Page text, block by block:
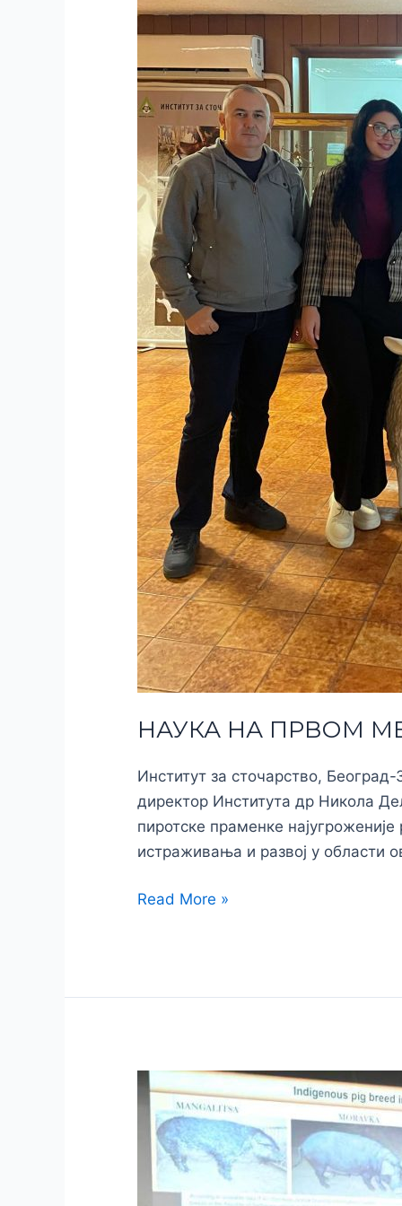
НАУКА НА ПРВОМ
Институт за сточарство,
директор Института др Никола
пиротске праменке
истраживања и развој у области
Read More »
21.
међународни
симпозијум